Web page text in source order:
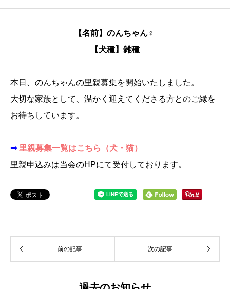
【名前】のんちゃん♀
【犬種】雑種
本日、のんちゃんの里親募集を開始いたしました。
大切な家族として、温かく迎えてくださる方とのご縁を
お待ちしています。
➡ 里親募集一覧はこちら（犬・猫）
里親申込みは当会のHPにて受付しております。
前の記事 次の記事